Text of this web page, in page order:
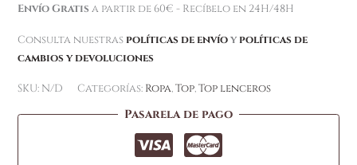
Envío Gratis a partir de 60€ - Recíbelo en 24H/48H
Consulta nuestras políticas de envíoy políticas de
cambios y devoluciones
SKU: N/D Categorías: Ropa,Top,Top lenceros
Pasarela de pago